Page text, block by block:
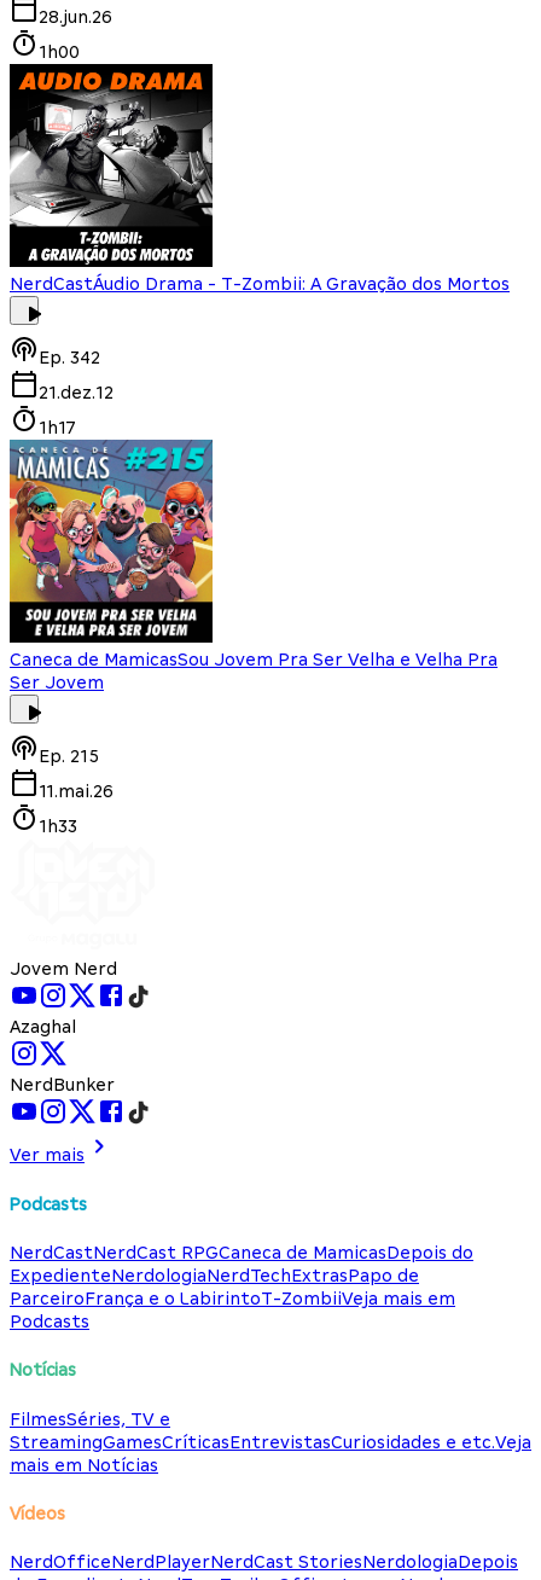
28.jun.26
1h00
NerdCastÁudio Drama - T-Zombii: A Gravação dos Mortos
Ep. 342
21.dez.12
1h17
Caneca de MamicasSou Jovem Pra Ser Velha e Velha Pra
Ser Jovem
Ep. 215
11.mai.26
1h33
Jovem Nerd
Azaghal
NerdBunker
Ver mais
Podcasts
NerdCastNerdCast RPGCaneca de MamicasDepois do
ExpedienteNerdologiaNerdTechExtrasPapo de
ParceiroFrança e o LabirintoT-ZombiiVeja mais em
Podcasts
Notícias
FilmesSéries, TV e
StreamingGamesCríticasEntrevistasCuriosidades e etc.Veja
mais em Notícias
Vídeos
NerdOfficeNerdPlayerNerdCast StoriesNerdologiaDepois